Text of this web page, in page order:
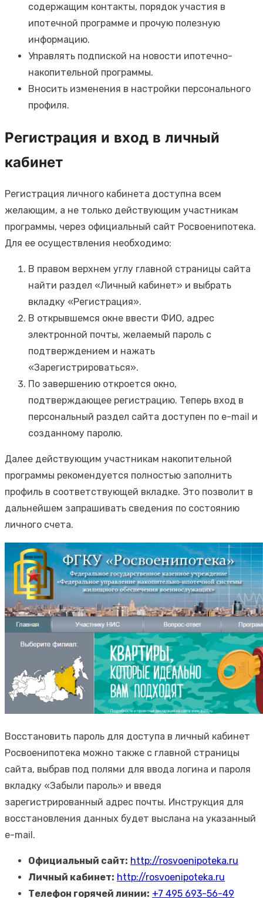
содержащим контакты, порядок участия в
ипотечной программе и прочую полезную
информацию.
Управлять подпиской на новости ипотечно-
накопительной программы.
Вносить изменения в настройки персонального
профиля.
Регистрация и вход в личный
кабинет
Регистрация личного кабинета доступна всем
желающим, а не только действующим участникам
программы, через официальный сайт Росвоенипотека.
Для ее осуществления необходимо:
В правом верхнем углу главной страницы сайта
найти раздел «Личный кабинет» и выбрать
вкладку «Регистрация».
В открывшемся окне ввести ФИО, адрес
электронной почты, желаемый пароль с
подтверждением и нажать
«Зарегистрироваться».
По завершению откроется окно,
подтверждающее регистрацию. Теперь вход в
персональный раздел сайта доступен по e-mail и
созданному паролю.
Далее действующим участникам накопительной
программы рекомендуется полностью заполнить
профиль в соответствующей вкладке. Это позволит в
дальнейшем запрашивать сведения по состоянию
личного счета.
Восстановить пароль для доступа в личный кабинет
Росвоенипотека можно также с главной страницы
сайта, выбрав под полями для ввода логина и пароля
вкладку «Забыли пароль» и введя
зарегистрированный адрес почты. Инструкция для
восстановления данных будет выслана на указанный
e-mail.
Официальный сайт: http://rosvoenipoteka.ru
Личный кабинет: http://rosvoenipoteka.ru
Телефон горячей линии: +7 495 693-56-49